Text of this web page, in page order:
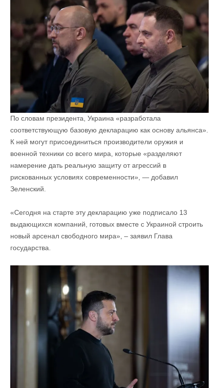
По словам президента, Украина «разработала
соответствующую базовую декларацию как основу альянса».
К ней могут присоединиться производители оружия и
военной техники со всего мира, которые «разделяют
намерение дать реальную защиту от агрессий в
рискованных условиях современности», — добавил
Зеленский.
«Сегодня на старте эту декларацию уже подписало 13
выдающихся компаний, готовых вместе с Украиной строить
новый арсенал свободного мира», – заявил Глава
государства.